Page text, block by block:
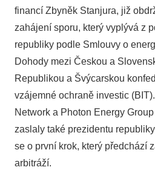
financí Zbyněk Stanjura, již
zahájení sporu, který vyplývá z
republiky podle Smlouvy o
Dohody mezi Českou a
Republikou a Švýcarskou
vzájemné ochraně investic
Network a Photon Energy
zaslaly také prezidentu
se o první krok, který předchází
arbitráží.